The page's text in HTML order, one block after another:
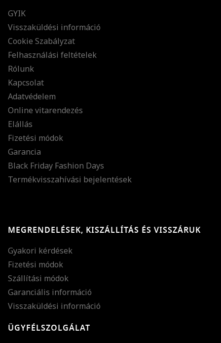
GYIK
Visszaküldési információ
Cookie Szabályzat
Felhasználási feltételek
Rólunk
Kapcsolat
Adatvédelem
Online vitarendezés
Elállás
Fizetési módok
Garancia
Black Friday Fashion Days
Termékvisszahívási bejelentések
MEGRENDELÉSEK, KISZÁLLÍTÁS ÉS VISSZÁRUK
Gyakori kérdések
Fizetési módok
Szállítási módok
Garanciális információ
Visszaküldési információ
ÜGYFÉLSZOLGÁLAT